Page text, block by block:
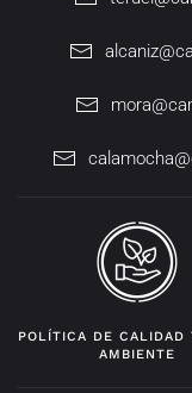
POLÍTICA DE CALIDAD
AMBIENTE